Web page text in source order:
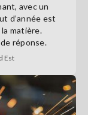
avec un
d’année est
matière.
réponse.
Est